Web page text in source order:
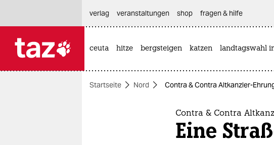
themen
verlag
veranstaltungen shop fragen & hilfe
ceuta hitze bergsteigen katzen landtagswahl
Startseite Nord Contra & Contra Altkanzler-
Contra & Contra
Eine